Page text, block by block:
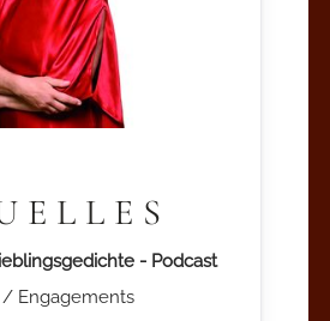
- Podcast
Engagements